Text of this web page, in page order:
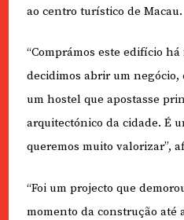
ao centro turístico de Macau.
“Comprámos este edifício
decidimos abrir um
um hostel que apostasse
arquitectónico da cidade. É
queremos muito valorizar”,
“Foi um projecto que
momento da construção até